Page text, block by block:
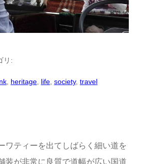
リ:
heritage life society, travel
ワティーを出てしばらく細い道を
装が非常に良質で道幅が広い国道